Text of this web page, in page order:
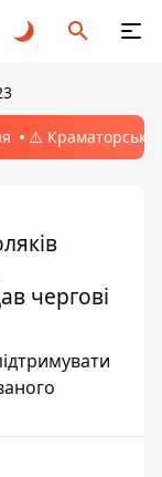
⚠️ Краматорськ,
чергові